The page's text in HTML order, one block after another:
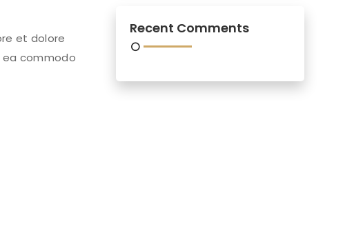
et dolore
ea commodo
Recent Comments